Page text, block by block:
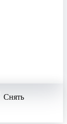
Снять